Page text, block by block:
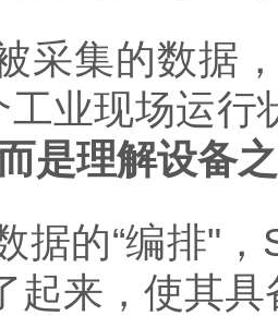
采集的数据
工业现场运行
是理解设备
据的“编排" ，
起来，使其